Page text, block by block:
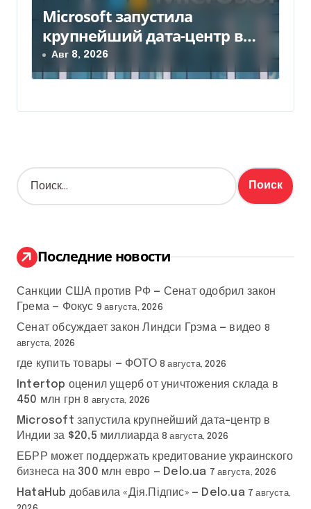
Microsoft запустила
крупнейший дата-центр в
Индии за $20,5 миллиарда
Авг 8, 2026
Н
а
:
Последние новости
Санкции США против РФ — Сенат одобрил закон
Грема — Фокус 9 августа, 2026
Сенат обсуждает закон Линдси Грэма — видео 8
августа, 2026
где купить товары — ФОТО 8 августа, 2026
Intertop оценил ущерб от уничтожения склада в
450 млн грн 8 августа, 2026
Microsoft запустила крупнейший дата-центр в
Индии за $20,5 миллиарда 8 августа, 2026
ЕБРР может поддержать кредитование украинского
бизнеса на 300 млн евро — Delo.ua 7 августа, 2026
HataHub добавила «Дія.Підпис» — Delo.ua 7 августа,